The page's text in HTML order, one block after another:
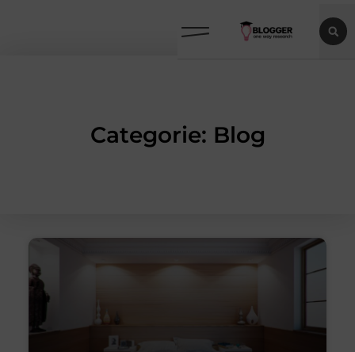
Categorie: Blog